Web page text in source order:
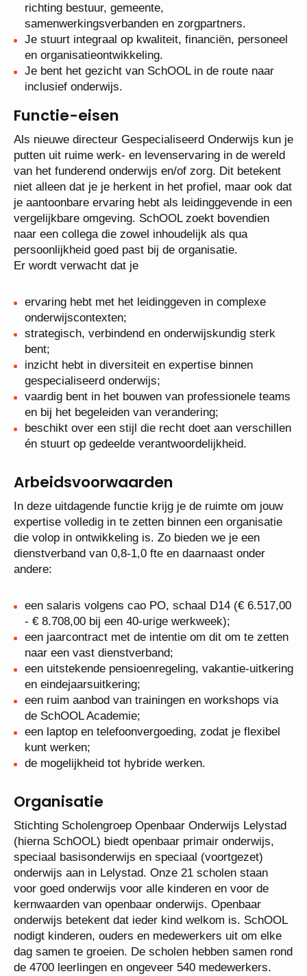
Je stimuleert samenwerking, kennisdeling en
innovatie tussen de drie scholen.
Je vertegenwoordigt gespecialiseerd onderwijs
richting bestuur, gemeente,
samenwerkingsverbanden en zorgpartners.
Je stuurt integraal op kwaliteit, financiën,
Je bent het gezicht van SchOOL in de route naar
inclusief onderwijs.
Functie-eisen
Als nieuwe directeur Gespecialiseerd Onderwijs kun
je putten uit ruime werk- en levenservaring in de
wereld van het funderend onderwijs en/of zorg. Dit
betekent niet alleen dat je je herkent in het profiel,
maar ook dat je aantoonbare ervaring hebt als
leidinggevende in een vergelijkbare omgeving.
inhoudelijk als qua persoonlijkheid goed past bij de
organisatie.
Er wordt verwacht dat je
ervaring hebt met het leidinggeven in complexe
onderwijscontexten;
strategisch, verbindend en onderwijskundig sterk
bent;
inzicht hebt in diversiteit en expertise binnen
gespecialiseerd onderwijs;
teams en bij het begeleiden van verandering;
beschikt over een stijl die recht doet aan
verschillen én stuurt op gedeelde
verantwoordelijkheid.
Arbeidsvoorwaarden
expertise volledig in te zetten binnen een organisatie
die volop in ontwikkeling is. Zo bieden we je een
dienstverband van 0,8-1,0 fte en daarnaast onder
andere:
een salaris volgens cao PO, schaal D14 (€
6.517,00 - € 8.708,00 bij een 40-urige werkweek);
een jaarcontract met de intentie om dit om te
zetten naar een vast dienstverband;
een uitstekende pensioenregeling, vakantie-
uitkering en eindejaarsuitkering;
de SchOOL Academie;
een laptop en telefoonvergoeding, zodat je flexibel
kunt werken;
de mogelijkheid tot hybride werken.
Organisatie
Stichting Scholengroep Openbaar Onderwijs
Lelystad (hierna SchOOL) biedt openbaar primair
onderwijs, speciaal basisonderwijs en speciaal
(voortgezet) onderwijs aan in Lelystad. Onze 21
scholen staan voor goed onderwijs voor alle